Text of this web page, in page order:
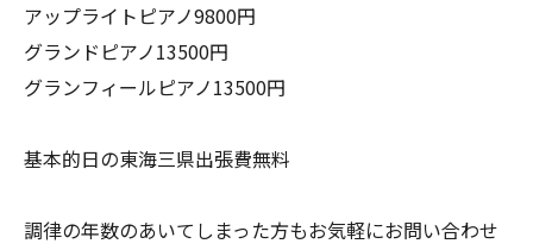
アップライトピアノ9800円
グランドピアノ13500円
グランフィールピアノ13500円
基本的日の東海三県出張費無料
調律の年数のあいてしまった方もお気軽にお問い合わせ